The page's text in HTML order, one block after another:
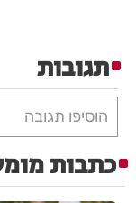
תגובות
הוסיפו תגובה
כתבות